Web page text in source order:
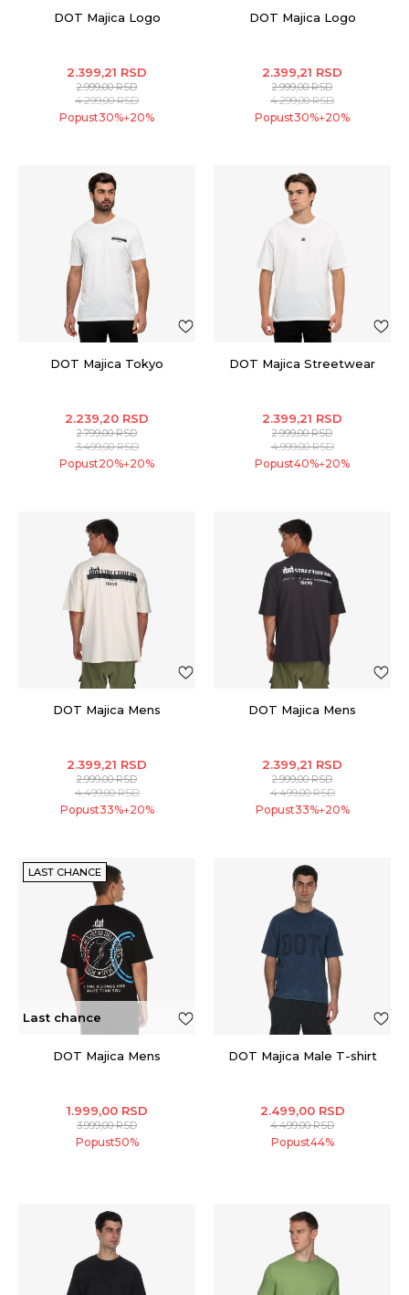
DOT Majica Logo
2.399,21 RSD
2.999,00RSD
4.299,00RSD
Popust30%+20%
DOT Majica Logo
2.399,21 RSD
2.999,00RSD
4.299,00RSD
Popust30%+20%
DOT Majica Tokyo
2.239,20 RSD
2.799,00RSD
3.499,00RSD
Popust20%+20%
DOT Majica Streetwear
2.399,21 RSD
2.999,00RSD
4.999,00RSD
Popust40%+20%
DOT Majica Mens
2.399,21 RSD
2.999,00RSD
4.499,00RSD
Popust33%+20%
DOT Majica Mens
2.399,21 RSD
2.999,00RSD
4.499,00RSD
Popust33%+20%
LAST CHANCE
Last chance
DOT Majica Mens
1.999,00 RSD
3.999,00RSD
Popust50%
DOT Majica Male T-shirt
2.499,00 RSD
4.499,00RSD
Popust44%